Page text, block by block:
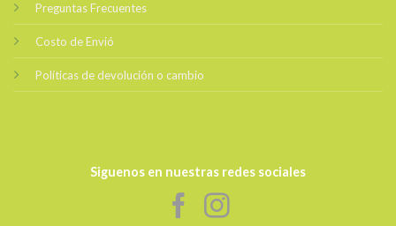
Preguntas Frecuentes
Costo de Envió
Políticas de devolución o cambio
Siguenos en nuestras redes sociales